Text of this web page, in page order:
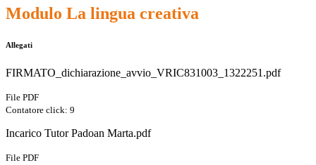
Modulo La lingua creativa
Allegati
FIRMATO_dichiarazione_avvio_VRIC831003_1322251.pdf
File PDF
Contatore click: 9
Incarico Tutor Padoan Marta.pdf
File PDF